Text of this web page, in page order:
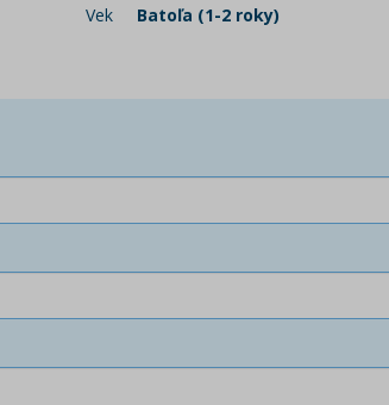
Vek
Batoľa (1-2 roky)